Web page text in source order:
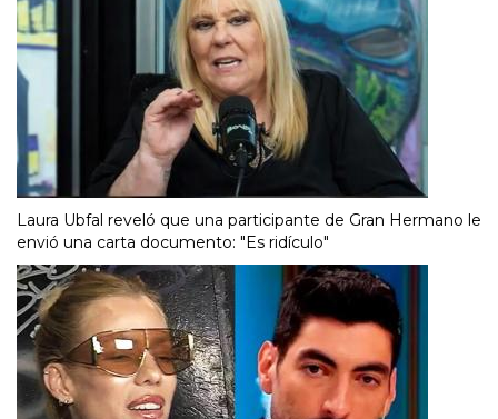
Laura Ubfal reveló que una participante de Gran Hermano le
envió una carta documento: "Es ridículo"